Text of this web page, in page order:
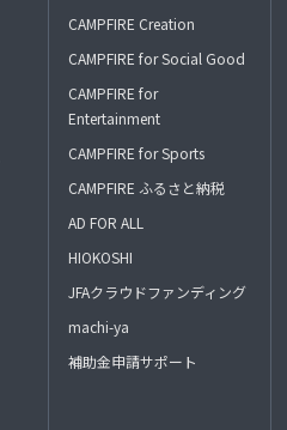
CAMPFIRE Creation
CAMPFIRE for Social Good
CAMPFIRE for
Entertainment
CAMPFIRE for Sports
CAMPFIRE ふるさと納税
AD FOR ALL
HIOKOSHI
JFAクラウドファンディング
machi-ya
補助金申請サポート